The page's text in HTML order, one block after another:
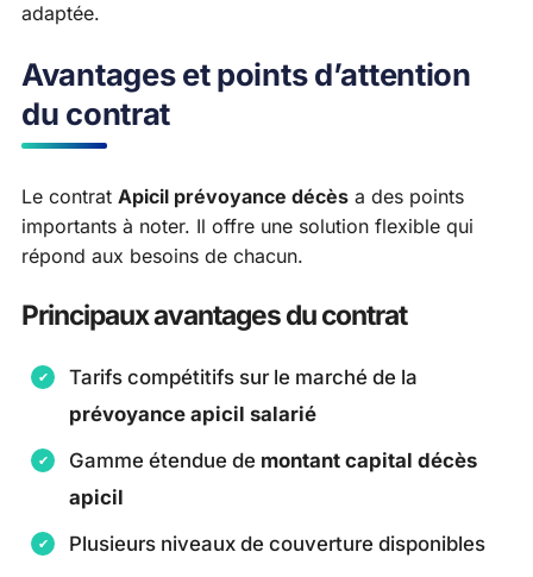
adaptée.
Avantages et points d’attention
du contrat
Le contrat Apicil prévoyance décès a des points
importants à noter. Il offre une solution flexible qui
répond aux besoins de chacun.
Principaux avantages du contrat
Tarifs compétitifs sur le marché de la
prévoyance apicil salarié
Gamme étendue de montant capital décès
apicil
Plusieurs niveaux de couverture disponibles